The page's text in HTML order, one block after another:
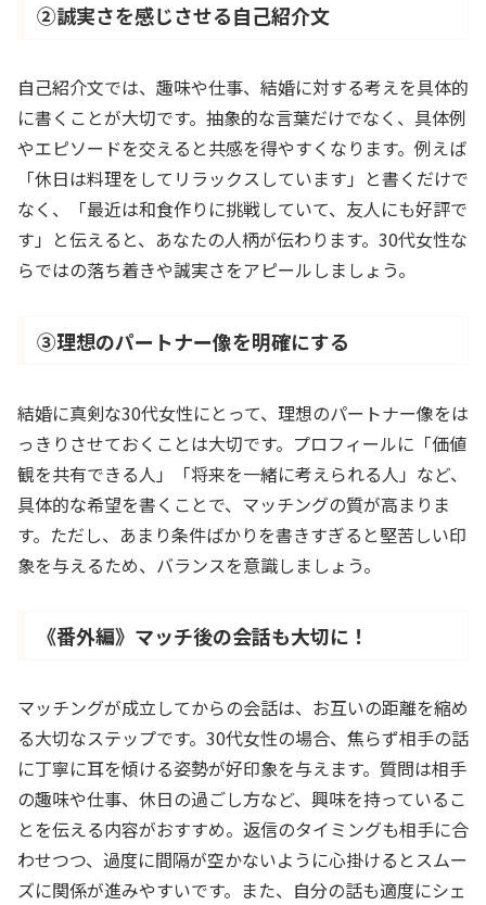
②誠実さを感じさせる自己紹介文
自己紹介文では、趣味や仕事、結婚に対する考えを具体的
に書くことが大切です。抽象的な言葉だけでなく、具体例
やエピソードを交えると共感を得やすくなります。例えば
「休日は料理をしてリラックスしています」と書くだけで
なく、「最近は和食作りに挑戦していて、友人にも好評で
す」と伝えると、あなたの人柄が伝わります。30代女性な
らではの落ち着きや誠実さをアピールしましょう。
③理想のパートナー像を明確にする
結婚に真剣な30代女性にとって、理想のパートナー像をは
っきりさせておくことは大切です。プロフィールに「価値
観を共有できる人」「将来を一緒に考えられる人」など、
具体的な希望を書くことで、マッチングの質が高まりま
す。ただし、あまり条件ばかりを書きすぎると堅苦しい印
象を与えるため、バランスを意識しましょう。
《番外編》マッチ後の会話も大切に！
マッチングが成立してからの会話は、お互いの距離を縮め
る大切なステップです。30代女性の場合、焦らず相手の話
に丁寧に耳を傾ける姿勢が好印象を与えます。質問は相手
の趣味や仕事、休日の過ごし方など、興味を持っているこ
とを伝える内容がおすすめ。返信のタイミングも相手に合
わせつつ、過度に間隔が空かないように心掛けるとスムー
ズに関係が進みやすいです。また、自分の話も適度にシェ